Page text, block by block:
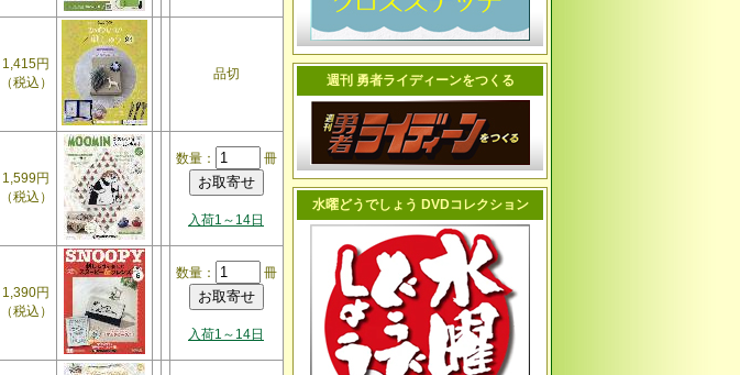
1,415円
（税込）
品切
1,599円
（税込）
数量： 冊
入荷1～14日
1,390円
（税込）
数量： 冊
入荷1～14日
週刊 勇者ライディーンをつくる
水曜どうでしょう DVDコレクション